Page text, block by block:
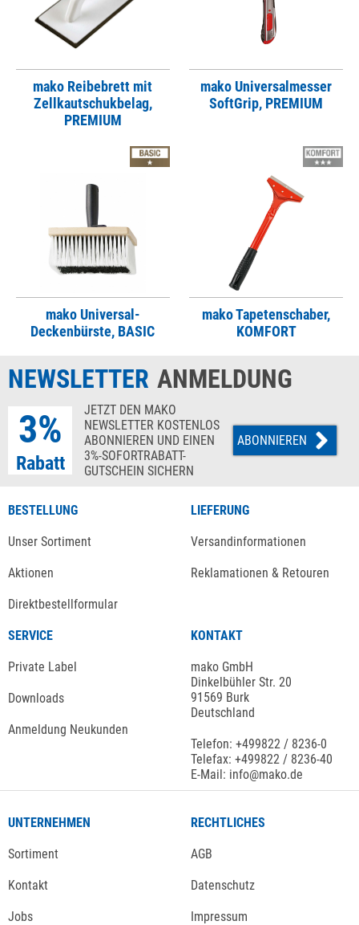
mako Reibebrett mit
Zellkautschukbelag,
PREMIUM
mako Universalmesser
SoftGrip, PREMIUM
mako Universal-
Deckenbürste, BASIC
mako Tapetenschaber,
KOMFORT
NEWSLETTER ANMELDUNG
3%
Rabatt
JETZT DEN MAKO
NEWSLETTER KOSTENLOS
ABONNIEREN UND EINEN
3%-SOFORTRABATT-
GUTSCHEIN SICHERN
ABONNIEREN
BESTELLUNG
Unser Sortiment
Aktionen
Direktbestellformular
LIEFERUNG
Versandinformationen
Reklamationen & Retouren
SERVICE
Private Label
Downloads
Anmeldung Neukunden
KONTAKT
mako GmbH
Dinkelbühler Str. 20
91569 Burk
Deutschland
Telefon: +499822 / 8236-0
Telefax: +499822 / 8236-40
E-Mail: info@mako.de
UNTERNEHMEN
Sortiment
Kontakt
Jobs
RECHTLICHES
AGB
Datenschutz
Impressum